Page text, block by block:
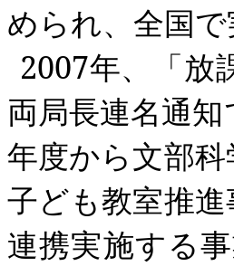
められ、全国
2007年、「放
両局長連名通
年度から文部
子ども教室推
連携実施する